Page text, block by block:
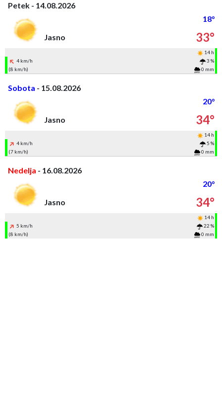
Petek - 14.08.2026
18°
Jasno
33°
14 h
4 km/h
3 %
(8 km/h)
0 mm
Sobota - 15.08.2026
20°
Jasno
34°
14 h
4 km/h
5 %
(7 km/h)
0 mm
Nedelja - 16.08.2026
20°
Jasno
34°
14 h
5 km/h
22 %
(8 km/h)
0 mm